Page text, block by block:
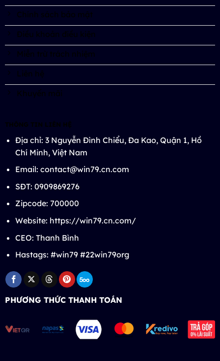
Chính sách bảo mật
Điều khoản điều kiện
Miễn trừ trách nhiệm
Liên hệ
Khuyến mãi
THÔNG TIN LIÊN HỆ
Địa chỉ: 3 Nguyễn Đình Chiểu, Đa Kao, Quận 1, Hồ
Chí Minh, Việt Nam
Email: contact@win79.cn.com
SĐT: 0909869276
Zipcode: 700000
Website: https://win79.cn.com/
CEO: Thanh Bình
Hastags: #win79 #22win79org
PHƯƠNG THỨC THANH TOÁN